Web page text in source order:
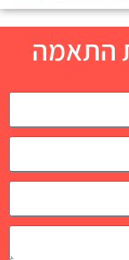
התאמה